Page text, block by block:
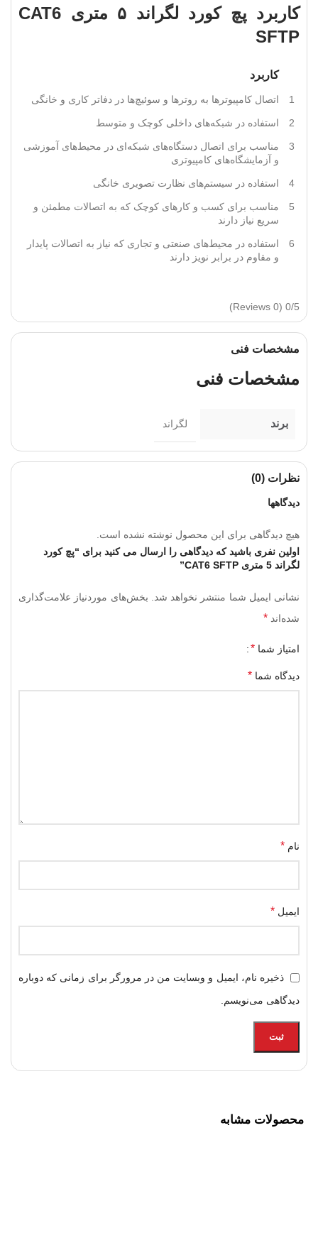
کاربرد
پچ کورد لگراند ۵ متری CAT6
SFTP
کاربرد
1 اتصال کامپیوترها به روترها و سوئیچ‌ها در دفاتر کاری و خانگی
2 استفاده در شبکه‌های داخلی کوچک و متوسط
3
مناسب برای اتصال دستگاه‌های شبکه‌ای در محیط‌های آموزشی
و آزمایشگاه‌های کامپیوتری
4 استفاده در سیستم‌های نظارت تصویری خانگی
5
مناسب برای کسب و کارهای کوچک که به اتصالات مطمئن و
سریع نیاز دارند
6
استفاده در محیط‌های صنعتی و تجاری که نیاز به اتصالات پایدار
و مقاوم در برابر نویز دارند
0/5
(0 Reviews)
مشخصات فنی
مشخصات فنی
برند لگراند
نظرات (0)
دیدگاهها
هیچ دیدگاهی برای این محصول نوشته نشده است.
اولین نفری باشید که دیدگاهی را ارسال می کنید برای “پچ کورد
لگراند 5 متری CAT6 SFTP”
نشانی ایمیل شما منتشر نخواهد شد.
بخش‌های موردنیاز علامت‌گذاری
شده‌اند *
امتیاز شما *
دیدگاه شما *
نام *
ایمیل *
ذخیره نام، ایمیل و وبسایت من در مرورگر برای زمانی که دوباره
دیدگاهی می‌نویسم.
محصولات مشابه